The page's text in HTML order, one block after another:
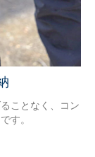
ことなく、コン
す。